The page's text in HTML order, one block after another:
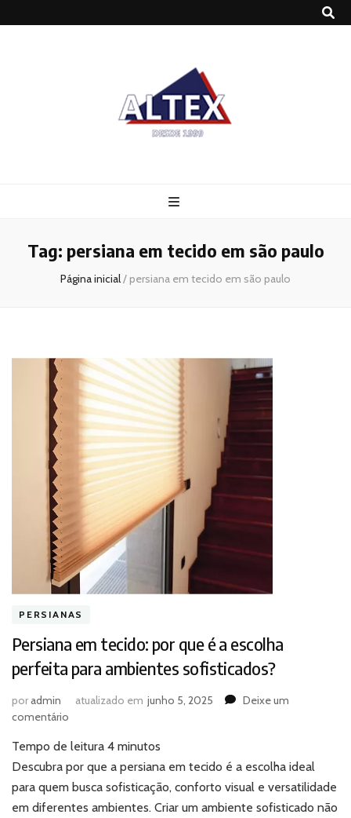
Tag: persiana em tecido em são paulo
Página inicial/ persiana em tecido em são paulo
PERSIANAS
Persiana em tecido: por que é a escolha
perfeita para ambientes sofisticados?
poradmin atualizado em junho 5, 2025
Deixe um
comentário
em
tecido:
por
é
Tempo de leitura 4 minutos
Descubra por que a persiana em tecido é a escolha ideal
para quem busca sofisticação, conforto visual e versatilidade
em diferentes ambientes. Criar um ambiente sofisticado não